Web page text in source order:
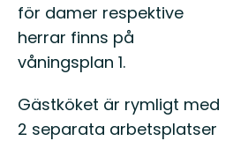
för damer respektive
herrar finns på
våningsplan 1.
Gästköket är rymligt med
2 separata arbetsplatser